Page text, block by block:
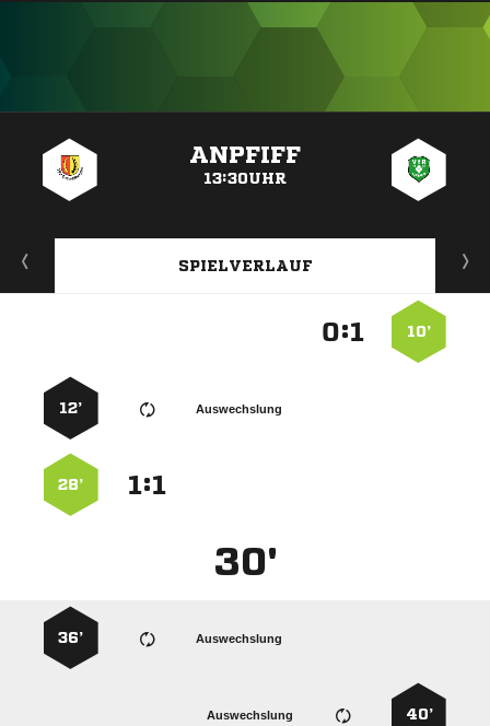
ANPFIFF
13:30UHR
SPIELVERLAUF
10’
:
Auswechslung
12’
:
28’
30'
Auswechslung
36’
40’
Auswechslung